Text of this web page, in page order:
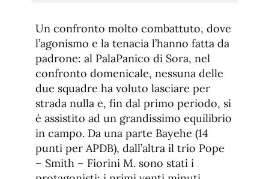
fuente
de
fuente.
Un confronto molto combattuto, dove
l’agonismo e la tenacia l’hanno fatta da
padrone: al PalaPanico di Sora, nel
confronto domenicale, nessuna delle
due squadre ha voluto lasciare per
strada nulla e, fin dal primo periodo, si
è assistito ad un grandissimo equilibrio
in campo. Da una parte Bayehe (14
punti per APDB), dall’altra il trio Pope
– Smith – Fiorini M. sono stati i